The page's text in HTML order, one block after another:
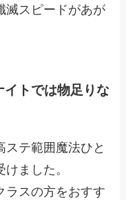
滅スピードがあが
イトでは物足りな
ステ範囲魔法ひと
ました。
スの方をおすす